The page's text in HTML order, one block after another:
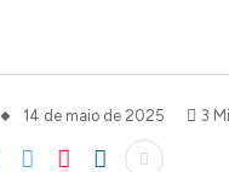
14 de maio de 2025 3